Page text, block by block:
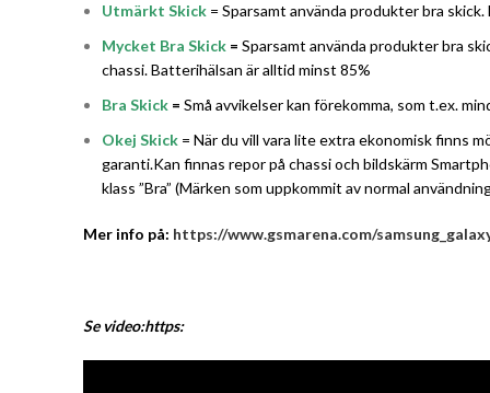
Utmärkt Skick = Sparsamt använda produkter bra
Mycket Bra Skick = Sparsamt använda produkter bra
chassi. Batterihälsan är alltid minst 85%
Bra Skick = Små avvikelser kan förekomma, som t.ex.
Okej Skick = När du vill vara lite extra ekonomisk finns
garanti.Kan finnas repor på chassi och bildskärm
klass ”Bra” (Märken som uppkommit av normal
Mer info på: https://www.gsmarena.com/
Se video:https: